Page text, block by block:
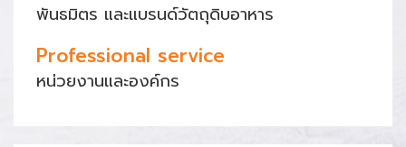
พันธมิตร และแบรนด์วัตถุดิบอาหาร
Professional service
หน่วยงานและองค์กร